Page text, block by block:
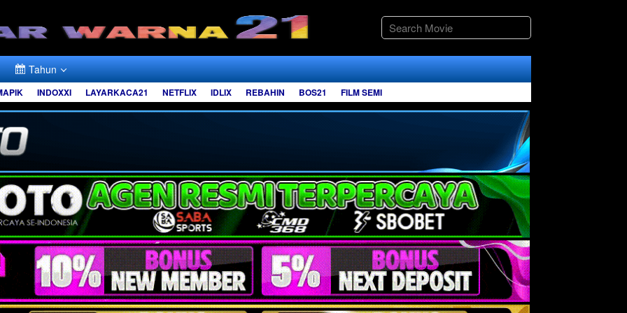
Tahun
INDOXXI LAYARKACA21 NETFLIX IDLIX REBAHIN BOS21 FILM SEMI